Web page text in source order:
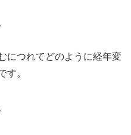
につれてどのように経年変
す。